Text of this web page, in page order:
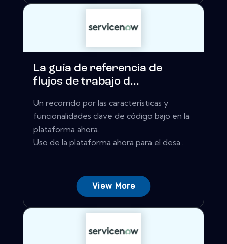
La guía de referencia de
flujos de trabajo d...
Un recorrido por las características y
funcionalidades clave de código bajo en la
plataforma ahora.
Uso de la plataforma ahora para el desa...
View More